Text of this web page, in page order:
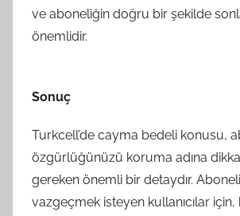
ve aboneliğin doğru bir şekilde
önemlidir.
Sonuç
Turkcell’de cayma bedeli konusu,
özgürlüğünüzü koruma adına
gereken önemli bir detaydır.
vazgeçmek isteyen kullanıcılar için,